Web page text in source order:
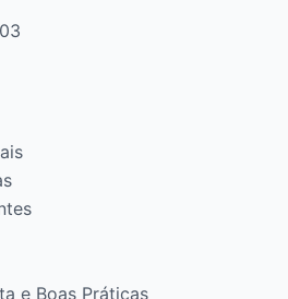
e Boas Práticas